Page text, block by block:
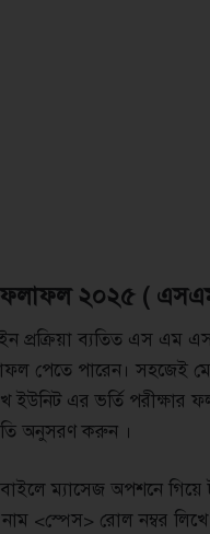
ফলাফল ২০২৫ (
প্রক্রিয়া ব্যতিত এস এম
পেতে পারেন। সহজেই
খ ইউনিট এর ভর্তি পরীক্ষার
অনুসরণ করুন ।
ম্যাসেজ অপশনে
<স্পেস> রোল নম্বর